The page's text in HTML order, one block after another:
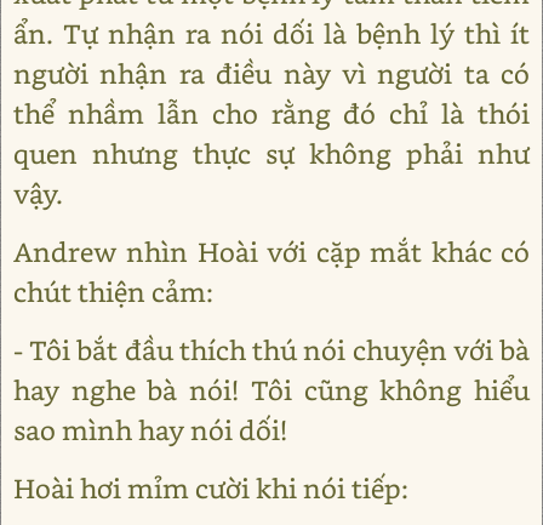
ẩn. Tự nhận ra nói dối là bệnh lý thì ít
người nhận ra điều này vì người ta có
thể nhầm lẫn cho rằng đó chỉ là thói
quen nhưng thực sự không phải như
vậy.
Andrew nhìn Hoài với cặp mắt khác có
chút thiện cảm:
- Tôi bắt đầu thích thú nói chuyện với bà
hay nghe bà nói! Tôi cũng không hiểu
sao mình hay nói dối!
Hoài hơi mỉm cười khi nói tiếp: